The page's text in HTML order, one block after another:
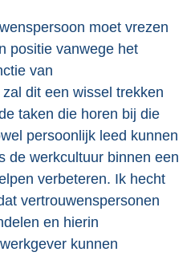
moet vrezen
positie vanwege het
van
dit een wissel trekken
taken die horen bij die
persoonlijk leed kunnen
de werkcultuur binnen een
verbeteren. Ik hecht
vertrouwenspersonen
en hierin
kunnen